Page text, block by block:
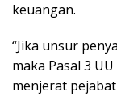
keuangan.
“Jika unsur
maka Pasal 3
menjerat